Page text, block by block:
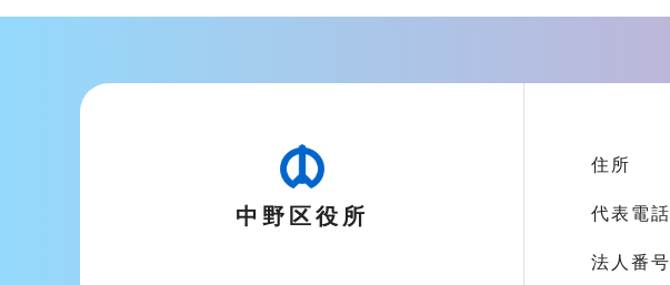
こ
中野区役所
住所
代表電話
法人番号